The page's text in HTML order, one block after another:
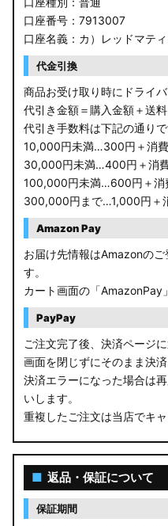
口座番号：7913007
口座名義：カ）レッドマテ
代金引換
商品お受け取り時にドライ
代引き金額＝購入金額＋送
代引き手数料は下記の通りで
10,000円未満…300円＋消
30,000円未満…400円＋消
100,000円未満…600円＋消
300,000円まで…1,000円＋
Amazon Pay
お届け先情報はAmazonの
す。
カート画面の「AmazonPay
PayPay
ご注文完了後、決済ページに
画面を閉じずにそのまま決済
決済エラーになった場合は
いします。
重複したご注文は当店でキ
■ 返品・保証について
保証期間